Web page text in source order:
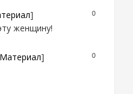
0
]
женщину!
0
Материал]